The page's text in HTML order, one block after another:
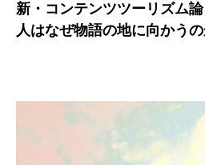
新・コンテンツツーリズム
人はなぜ物語の地に向かう